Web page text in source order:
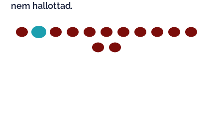
nem hallottad.